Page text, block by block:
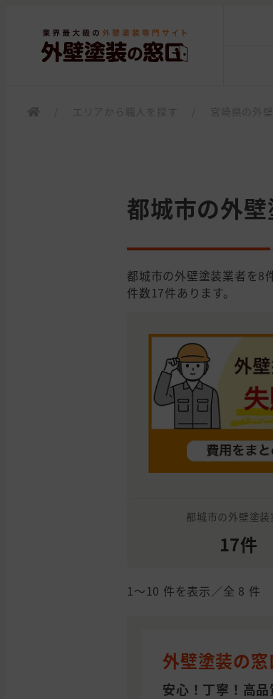
都城市の外
都城市の外壁塗装業者を8
件数17件あります。
都城市の外壁塗装
17件
1〜10 件を表示／全 8 件
外壁塗装の
安心！丁寧！高